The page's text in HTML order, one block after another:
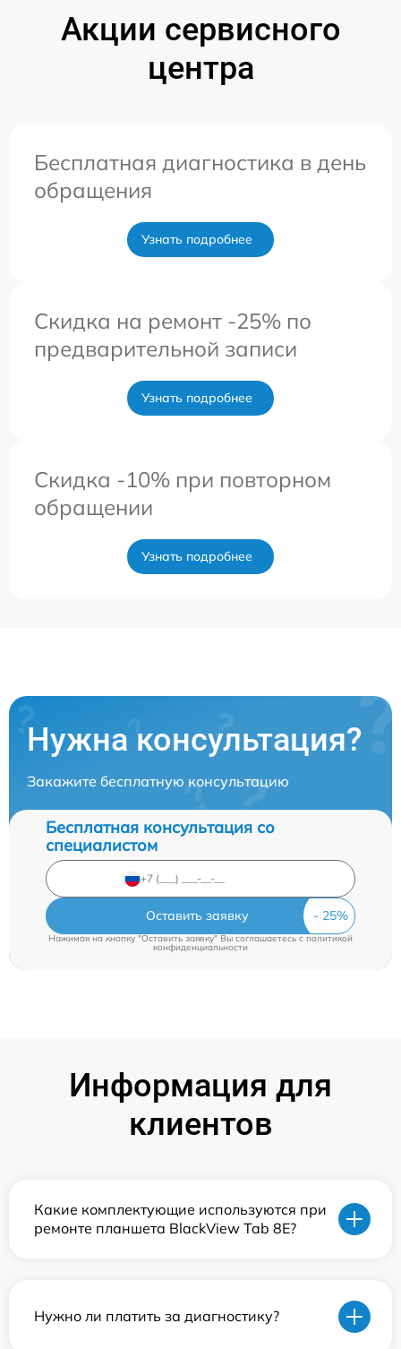
Акции сервисного
центра
Бесплатная диагностика в день
обращения
Узнать подробнее
Скидка на ремонт -25% по
предварительной записи
Узнать подробнее
Скидка -10% при повторном
обращении
Узнать подробнее
Нужна консультация?
Закажите бесплатную консультацию
Бесплатная консультация со
специалистом
Оставить заявку
Нажимая на кнопку "Оставить заявку" Вы соглашаетесь cполитикой
конфиденциальности
Информация для
клиентов
Какие комплектующие используются при
ремонте планшета BlackView Tab 8E?
Нужно ли платить за диагностику?